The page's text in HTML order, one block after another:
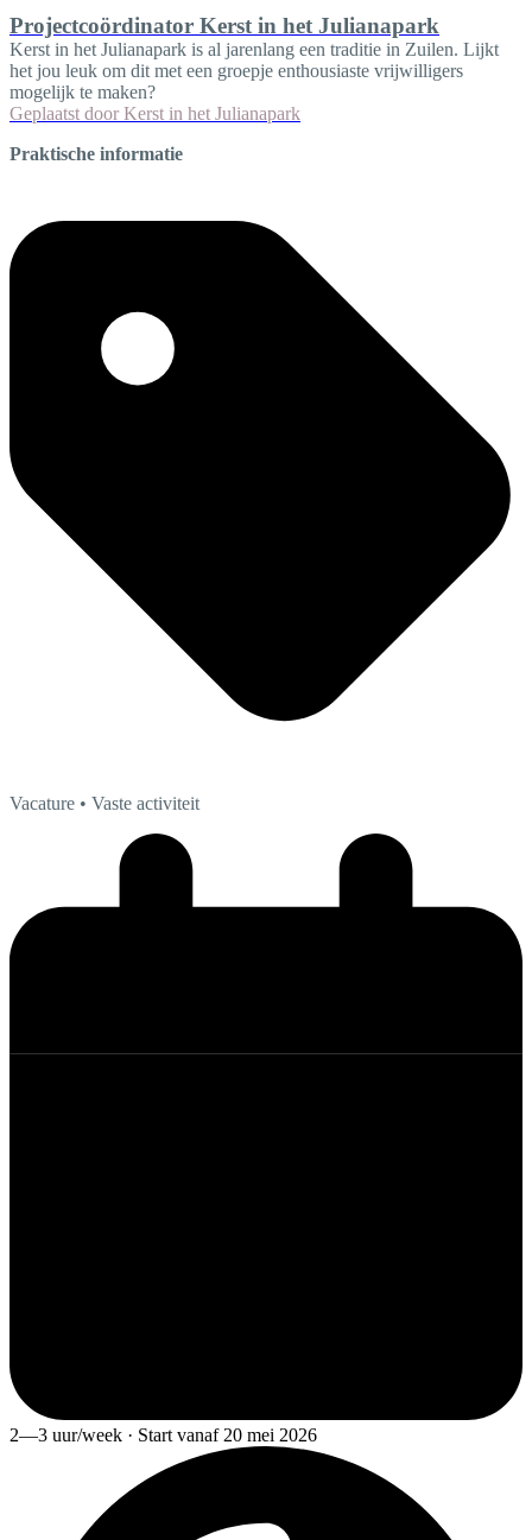
Projectcoördinator Kerst in het Julianapark
Kerst in het Julianapark is al jarenlang een traditie in Zuilen. Lijkt
het jou leuk om dit met een groepje enthousiaste vrijwilligers
mogelijk te maken?
Geplaatst door Kerst in het Julianapark
Praktische informatie
Vacature • Vaste activiteit
2—3 uur/week · Start vanaf 20 mei 2026